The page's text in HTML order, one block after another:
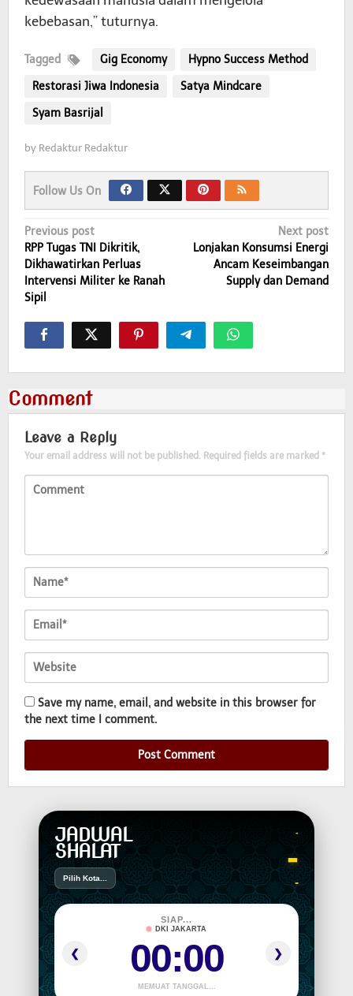
kebebasan,” tuturnya.
Tagged Gig Economy
Hypno Success Method
Restorasi Jiwa Indonesia
Satya Mindcare
Syam Basrijal
by Redaktur Redaktur
Follow Us On
Post
navigation
Previous post
RPP Tugas TNI Dikritik,
Dikhawatirkan Perluas
Intervensi Militer ke Ranah
Sipil
Next post
Lonjakan Konsumsi Energi
Ancam Keseimbangan
Supply dan Demand
Comment
Leave a Reply
Your email address will not be published. Required fields are marked *
Save my name, email, and website in this browser for
the next time I comment.
JADWAL
SHALAT
Pilih Kota...
-
-
-
❮
SIAP...
DKI JAKARTA
00:00
MEMUAT TANGGAL...
❯